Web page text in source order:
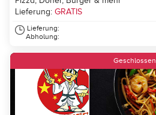
Lieferung: GRATIS
Lieferung:
Abholung:
Geschlossen